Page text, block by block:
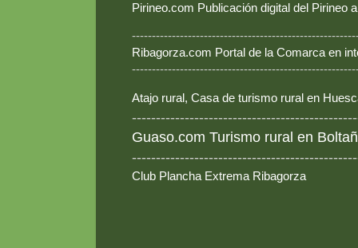
Pirineo.com Publicación digital del Pirineo
Ribagorza.com Portal de la Comarca en
Atajo rural, Casa de turismo rural en
Guaso.com Turismo rural en
Club Plancha Extrema Ribagorza